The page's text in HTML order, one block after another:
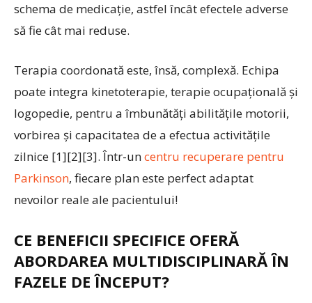
schema de medicație, astfel încât efectele adverse
să fie cât mai reduse.
Terapia coordonată este, însă, complexă. Echipa
poate integra kinetoterapie, terapie ocupațională și
logopedie, pentru a îmbunătăți abilitățile motorii,
vorbirea și capacitatea de a efectua activitățile
zilnice [1][2][3]. Într-uncentru recuperare pentru
Parkinson, fiecare plan este perfect adaptat
nevoilor reale ale pacientului!
CE BENEFICII SPECIFICE OFERĂ
ABORDAREA MULTIDISCIPLINARĂ ÎN
FAZELE DE ÎNCEPUT?